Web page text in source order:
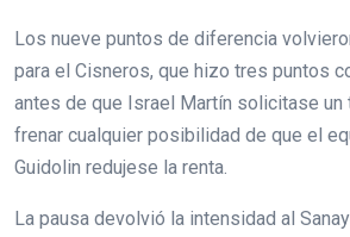
Los nueve puntos de diferencia
para el Cisneros, que hizo tres puntos
antes de que Israel Martín solicitase un
frenar cualquier posibilidad de que el
Guidolin redujese la renta.
La pausa devolvió la intensidad al